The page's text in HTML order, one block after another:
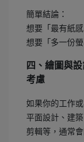
簡單結論：
想要「最有紙
想要「多一份
四、繪圖與
考慮
如果你的工作
平面設計、建
剪輯等，通常會